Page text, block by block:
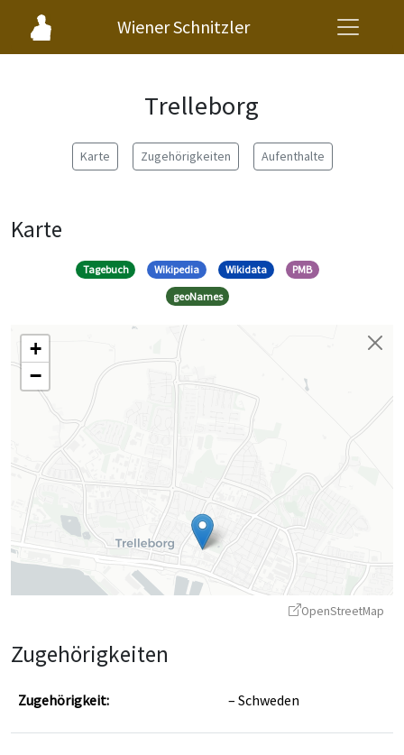
Wiener Schnitzler
Trelleborg
Karte Zugehörigkeiten Aufenthalte
Karte
Tagebuch Wikipedia Wikidata
PMB
geoNames
+
−
OpenStreetMap
Zugehörigkeiten
Zugehörigkeit: Schweden